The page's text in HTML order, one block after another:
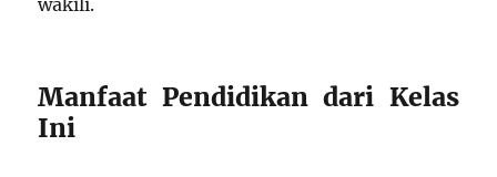
Manfaat Pendidikan dari Kelas
Ini